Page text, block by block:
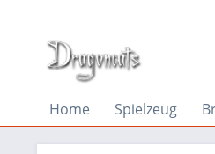
Home Spielzeug